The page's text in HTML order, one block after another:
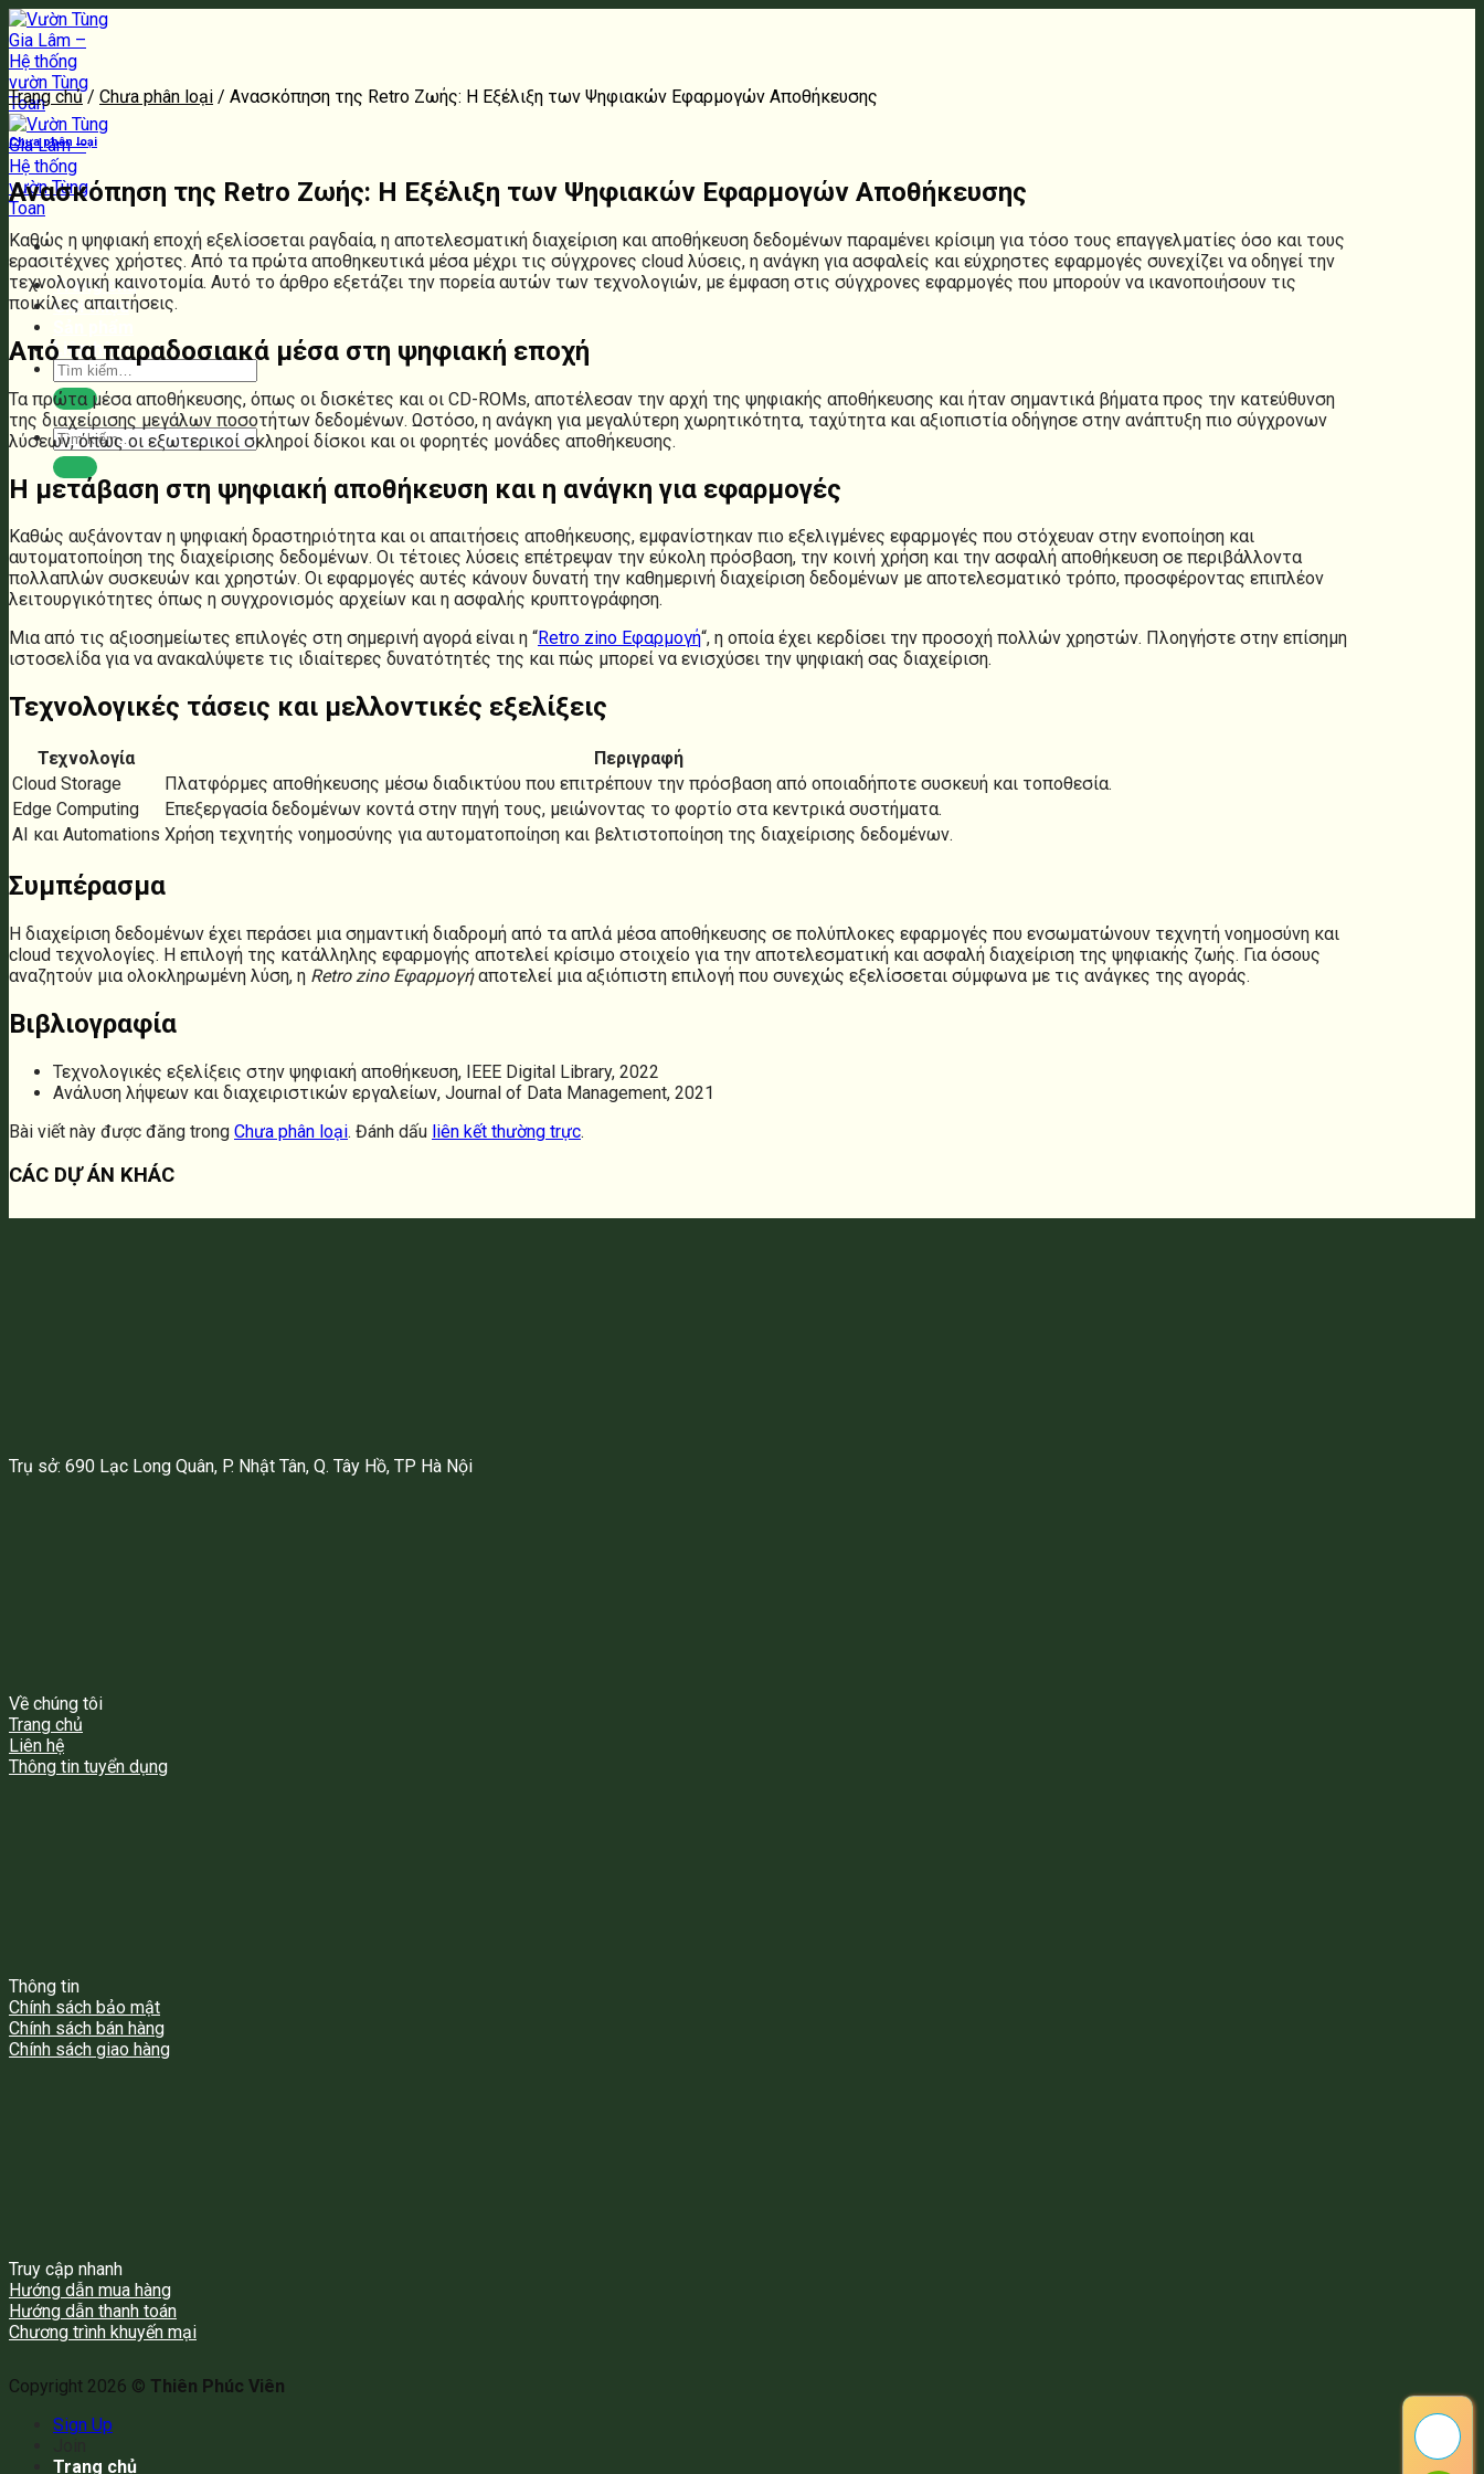
Bỏ
qua
nội
dung
Trang chủ
Giới thiệu
Liên hệ
Tìm
kiếm:
Tìm
kiếm:
Trang chủ / Chưa phân loại / Ανασκόπηση της Retro Ζωής: Η Εξέλιξη των Ψηφιακών Εφαρμογών Αποθήκευσης
Chưa phân loại
Ανασκόπηση της Retro Ζωής: Η Εξέλιξη των Ψηφιακών Εφαρμογών Αποθήκευσης
Καθώς η ψηφιακή εποχή εξελίσσεται ραγδαία, η αποτελεσματική διαχείριση και αποθήκευση δεδομένων παραμένει κρίσιμη για τόσο τους επαγγελματίες όσο και τους
ερασιτέχνες χρήστες. Από τα πρώτα αποθηκευτικά μέσα μέχρι τις σύγχρονες cloud λύσεις, η ανάγκη για ασφαλείς και εύχρηστες εφαρμογές συνεχίζει να οδηγεί την
τεχνολογική καινοτομία. Αυτό το άρθρο εξετάζει την πορεία αυτών των τεχνολογιών, με έμφαση στις σύγχρονες εφαρμογές που μπορούν να ικανοποιήσουν τις
ποικίλες απαιτήσεις.
Από τα παραδοσιακά μέσα στη ψηφιακή εποχή
Τα πρώτα μέσα αποθήκευσης, όπως οι δισκέτες και οι CD-ROMs, αποτέλεσαν την αρχή της ψηφιακής αποθήκευσης και ήταν σημαντικά βήματα προς την κατεύθυνση
της διαχείρισης μεγάλων ποσοτήτων δεδομένων. Ωστόσο, η ανάγκη για μεγαλύτερη χωρητικότητα, ταχύτητα και αξιοπιστία οδήγησε στην ανάπτυξη πιο σύγχρονων
λύσεων, όπως οι εξωτερικοί σκληροί δίσκοι και οι φορητές μονάδες αποθήκευσης.
Η μετάβαση στη ψηφιακή αποθήκευση και η ανάγκη για εφαρμογές
Καθώς αυξάνονταν η ψηφιακή δραστηριότητα και οι απαιτήσεις αποθήκευσης, εμφανίστηκαν πιο εξελιγμένες εφαρμογές που στόχευαν στην ενοποίηση και
αυτοματοποίηση της διαχείρισης δεδομένων. Οι τέτοιες λύσεις επέτρεψαν την εύκολη πρόσβαση, την κοινή χρήση και την ασφαλή αποθήκευση σε περιβάλλοντα
πολλαπλών συσκευών και χρηστών. Οι εφαρμογές αυτές κάνουν δυνατή την καθημερινή διαχείριση δεδομένων με αποτελεσματικό τρόπο, προσφέροντας επιπλέον
λειτουργικότητες όπως η συγχρονισμός αρχείων και η ασφαλής κρυπτογράφηση.
Μια από τις αξιοσημείωτες επιλογές στη σημερινή αγορά είναι η “Retro zino Εφαρμογή“, η οποία έχει κερδίσει την προσοχή πολλών χρηστών. Πλοηγήστε στην επίσημη
ιστοσελίδα για να ανακαλύψετε τις ιδιαίτερες δυνατότητές της και πώς μπορεί να ενισχύσει την ψηφιακή σας διαχείριση.
Τεχνολογικές τάσεις και μελλοντικές εξελίξεις
Τεχνολογία
Περιγραφή
Cloud Storage
Πλατφόρμες αποθήκευσης μέσω διαδικτύου που επιτρέπουν την πρόσβαση από οποιαδήποτε συσκευή και τοποθεσία.
Edge Computing
Επεξεργασία δεδομένων κοντά στην πηγή τους, μειώνοντας το φορτίο στα κεντρικά συστήματα.
AI και Automations Χρήση τεχνητής νοημοσύνης για αυτοματοποίηση και βελτιστοποίηση της διαχείρισης δεδομένων.
Συμπέρασμα
Η διαχείριση δεδομένων έχει περάσει μια σημαντική διαδρομή από τα απλά μέσα αποθήκευσης σε πολύπλοκες εφαρμογές που ενσωματώνουν τεχνητή νοημοσύνη και
cloud τεχνολογίες. Η επιλογή της κατάλληλης εφαρμογής αποτελεί κρίσιμο στοιχείο για την αποτελεσματική και ασφαλή διαχείριση της ψηφιακής ζωής. Για όσους
αναζητούν μια ολοκληρωμένη λύση, η Retro zino Εφαρμογήαποτελεί μια αξιόπιστη επιλογή που συνεχώς εξελίσσεται σύμφωνα με τις ανάγκες της αγοράς.
Βιβλιογραφία
Τεχνολογικές εξελίξεις στην ψηφιακή αποθήκευση, IEEE Digital Library, 2022
Ανάλυση λήψεων και διαχειριστικών εργαλείων, Journal of Data Management, 2021
Bài viết này được đăng trong Chưa phân loại. Đánh dấu liên kết thường trực.
CÁC DỰ ÁN KHÁC
Trụ sở: 690 Lạc Long Quân, P. Nhật Tân, Q. Tây Hồ, TP Hà Nội
Về chúng tôi
Trang chủ
Liên hệ
Thông tin tuyển dụng
Thông tin
Chính sách bảo mật
Chính sách bán hàng
Chính sách giao hàng
Truy cập nhanh
Hướng dẫn mua hàng
Hướng dẫn thanh toán
Chương trình khuyến mại
Copyright 2026 © Thiên Phúc Viên
Sign Up
Trang chủ